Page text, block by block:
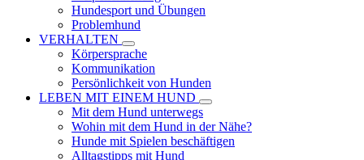
Hundesport und Übungen
Problemhund
VERHALTEN
Körpersprache
Kommunikation
Persönlichkeit von Hunden
LEBEN MIT EINEM HUND
Mit dem Hund unterwegs
Wohin mit dem Hund in der Nähe?
Hunde mit Spielen beschäftigen
Alltagstipps mit Hund